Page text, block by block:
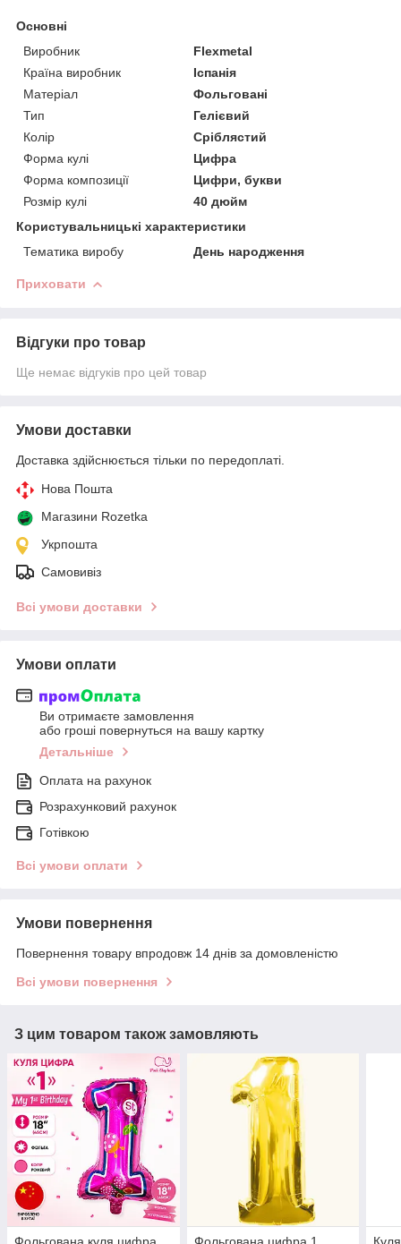
Основні
Виробник
Flexmetal
Країна виробник
Іспанія
Матеріал
Фольговані
Тип
Гелієвий
Колір
Сріблястий
Форма кулі
Цифра
Форма композиції
Цифри, букви
Розмір кулі
40 дюйм
Користувальницькі характеристики
Тематика виробу
День народження
Приховати
Відгуки про товар
Ще немає відгуків про цей товар
Умови доставки
Доставка здійснюється тільки по передоплаті.
Нова Пошта
Магазини Rozetka
Укрпошта
Самовивіз
Всі умови доставки
Умови оплати
Ви отримаєте замовлення
або гроші повернуться на вашу картку
Детальніше
Оплата на рахунок
Розрахунковий рахунок
Готівкою
Всі умови оплати
Умови повернення
Повернення товару впродовж 14 днів за домовленістю
Всі умови повернення
З цим товаром також замовляють